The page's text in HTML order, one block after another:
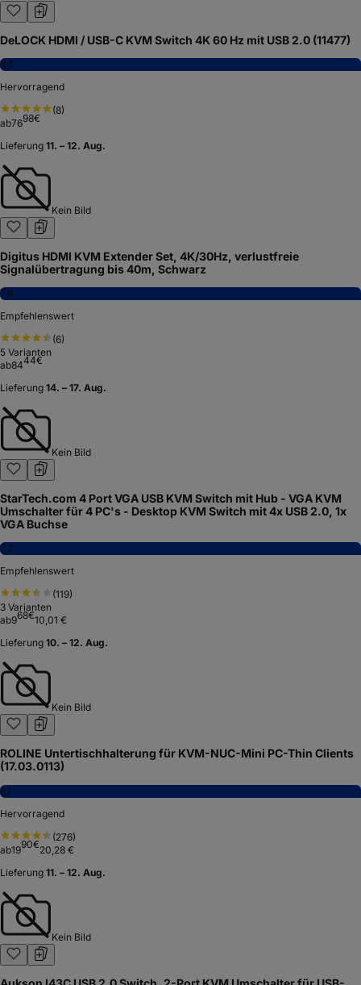
DeLOCK HDMI / USB-C KVM Switch 4K 60 Hz mit USB 2.0 (11477)
8,0
Hervorragend
(8)
ab7698€
Lieferung 11. – 12. Aug.
Kein Bild
Digitus HDMI KVM Extender Set, 4K/30Hz, verlustfreie
Signalübertragung bis 40m, Schwarz
7,8
Empfehlenswert
(6)
5 Varianten
ab8444€
Lieferung 14. – 17. Aug.
Kein Bild
StarTech.com 4 Port VGA USB KVM Switch mit Hub - VGA KVM
Umschalter für 4 PC's - Desktop KVM Switch mit 4x USB 2.0, 1x
VGA Buchse
7,2
Empfehlenswert
(119)
3 Varianten
ab968€10,01 €
Lieferung 10. – 12. Aug.
Kein Bild
ROLINE Untertischhalterung für KVM-NUC-Mini PC-Thin Clients
(17.03.0113)
8,1
Hervorragend
(276)
ab1990€20,28 €
Lieferung 11. – 12. Aug.
Kein Bild